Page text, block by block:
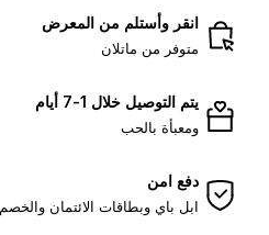
انقر وأستلم من المعرض
متوفر من ماتلان
يتم التوصيل خلال 1-7 أيام
ومعبأة بالحب
دفع امن
ابل باي وبطاقات الائتمان والخصم